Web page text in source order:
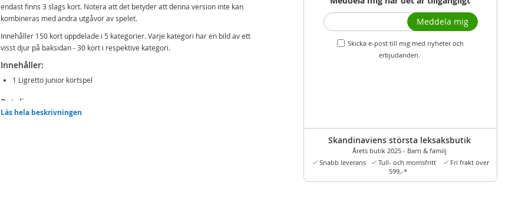
Skicka e-post till mig med nyheter och
erbjudanden.
Meddela mig
Skandinaviens största leksaksbutik
Årets butik 2025 - Barn & familj
Snabb leverans
Tull- och momsfritt
Fri frakt över
599,-*
endast finns 3 slags kort. Notera att det betyder att denna version inte kan
kombineras med andra utgåvor av spelet.
Innehåller 150 kort uppdelade i 5 kategorier. Varje kategori har en bild av ett
visst djur på baksidan - 30 kort i respektive kategori.
Innehåller:
1 Ligretto junior kortspel
Detaljer:
Antal spelare: 2 - 5 spelare
Läs hela beskrivningen